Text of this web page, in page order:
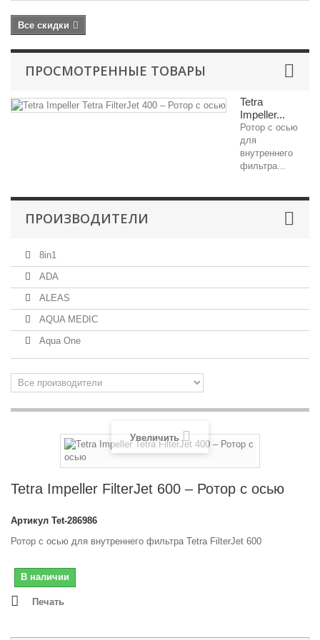
Все скидки
ПРОСМОТРЕННЫЕ ТОВАРЫ
Tetra
Impeller...
Ротор с осью
для
внутреннего
фильтра...
ПРОИЗВОДИТЕЛИ
8in1
ADA
ALEAS
AQUA MEDIC
Aqua One
Увеличить
Tetra Impeller FilterJet 600 – Ротор с осью
Артикул Tet-286986
Ротор с осью для внутреннего фильтра Tetra FilterJet 600
В наличии
Печать